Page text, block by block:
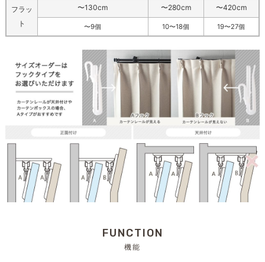
フラッ
ト
〜130cm 〜280cm 〜420cm
〜9個 10〜18個 19〜27個
FUNCTION
機能